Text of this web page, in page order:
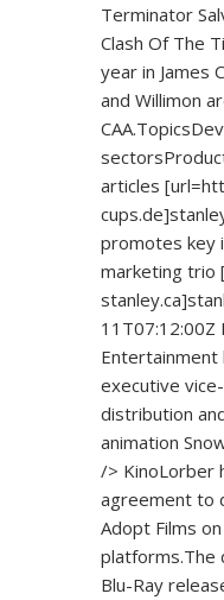
Terminator
Clash Of The
year in James
and Willimon
articles [url=
promotes key
marketing trio
11T07:12:00Z
executive
distribution
animation
/> KinoLorber
agreement to
Adopt Films
platforms.The
Blu-Ray